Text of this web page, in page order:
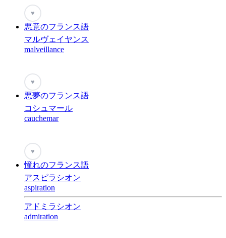
♥
悪意のフランス語
マルヴェイヤンス
malveillance
♥
悪夢のフランス語
コシュマール
cauchemar
♥
憧れのフランス語
アスピラシオン
aspiration
アドミラシオン
admiration